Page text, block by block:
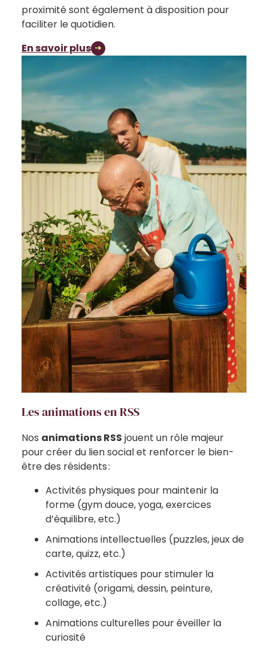
proximité sont également à disposition pour
faciliter le quotidien.
En savoir plus
Les animations en RSS
Nos animations RSS jouent un rôle majeur
pour créer du lien social et renforcer le bien-
être des résidents :
Activités physiques pour maintenir la
forme (gym douce, yoga, exercices
d’équilibre, etc.)
Animations intellectuelles (puzzles, jeux de
carte, quizz, etc.)
Activités artistiques pour stimuler la
créativité (origami, dessin, peinture,
collage, etc.)
Animations culturelles pour éveiller la
curiosité